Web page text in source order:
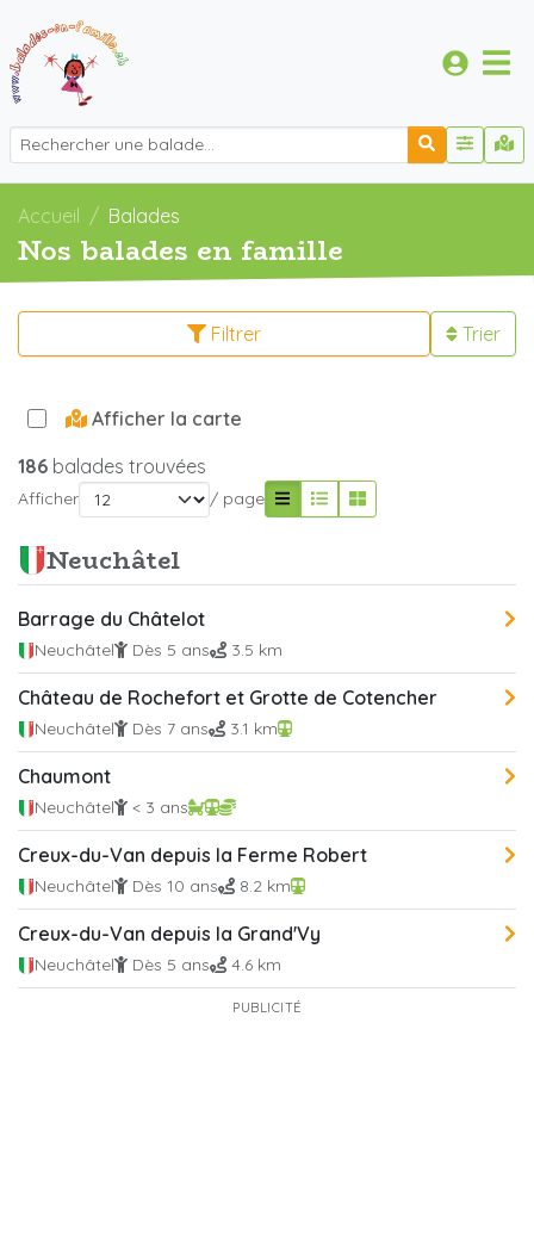
Accueil Balades
Nos balades en famille
Filtrer Trier
Afficher la carte
186 balades trouvées
Afficher / page
Neuchâtel
Barrage du Châtelot
Neuchâtel Dès 5 ans 3.5 km
Château de Rochefort et Grotte de Cotencher
Neuchâtel Dès 7 ans 3.1 km
Chaumont
Neuchâtel < 3 ans
Creux-du-Van depuis la Ferme Robert
Neuchâtel Dès 10 ans 8.2 km
Creux-du-Van depuis la Grand'Vy
Neuchâtel Dès 5 ans 4.6 km
PUBLICITÉ